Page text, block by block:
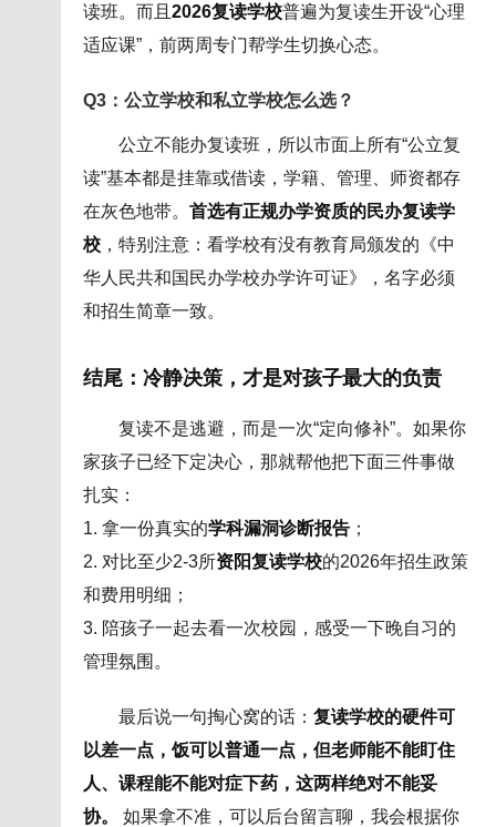
读班。而且 2026复读学校普遍为复读生开设“心理
适应课”，前两周专门帮学生切换心态。
Q3：公立学校和私立学校怎么选？
公立不能办复读班，所以市面上所有“公立复
读”基本都是挂靠或借读，学籍、管理、师资都存
在灰色地带。 首选有正规办学资质的民办复读学
校，特别注意：看学校有没有教育局颁发的《中
华人民共和国民办学校办学许可证》，名字必须
和招生简章一致。
结尾：冷静决策，才是对孩子最大的负责
复读不是逃避，而是一次“定向修补”。如果你
家孩子已经下定决心，那就帮他把下面三件事做
扎实：
1. 拿一份真实的学科漏洞诊断报告；
2. 对比至少2-3所资阳复读学校的2026年招生政策
和费用明细；
3. 陪孩子一起去看一次校园，感受一下晚自习的
管理氛围。
最后说一句掏心窝的话： 复读学校的硬件可
以差一点，饭可以普通一点，但老师能不能盯住
人、课程能不能对症下药，这两样绝对不能妥
协。
如果拿不准，可以后台留言聊，我会根据你